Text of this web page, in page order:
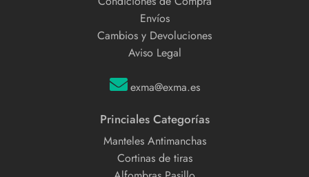
Envíos
Cambios y Devoluciones
Aviso Legal
exma@exma.es
Princiales Categorías
Manteles Antimanchas
Cortinas de tiras